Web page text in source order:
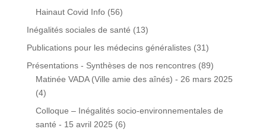
Hainaut Covid Info (56)
Inégalités sociales de santé (13)
Publications pour les médecins généralistes (31)
Présentations - Synthèses de nos rencontres (89)
Matinée VADA (Ville amie des aînés) - 26 mars 2025
(4)
Colloque – Inégalités socio-environnementales de
santé - 15 avril 2025 (6)